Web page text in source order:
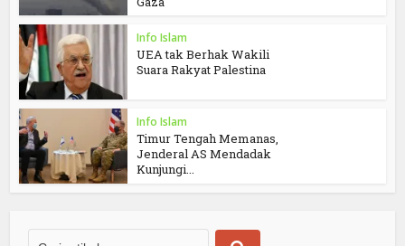
Info Islam
UEA tak Berhak Wakili
Suara Rakyat Palestina
Info Islam
Timur Tengah Memanas,
Jenderal AS Mendadak
Kunjungi...